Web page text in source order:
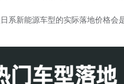
系新能源车型的实际落地价格会